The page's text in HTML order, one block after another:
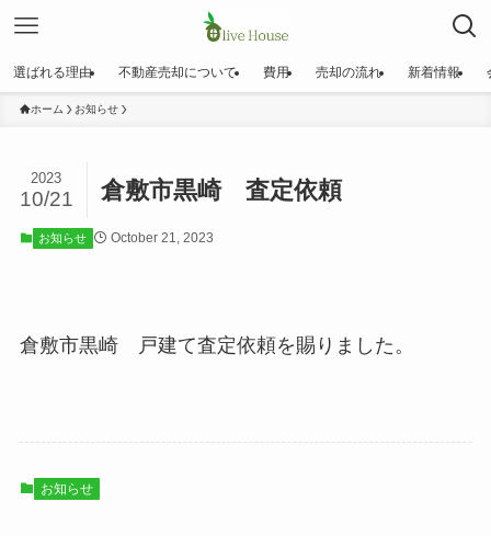
選ばれる理由 不動産売却について 費用 売却の流れ 新着情報
ホーム お知らせ
倉敷市黒崎 査定依頼
2023
10/21
お知らせ October 21, 2023
倉敷市黒崎 戸建て査定依頼を賜りました。
お知らせ